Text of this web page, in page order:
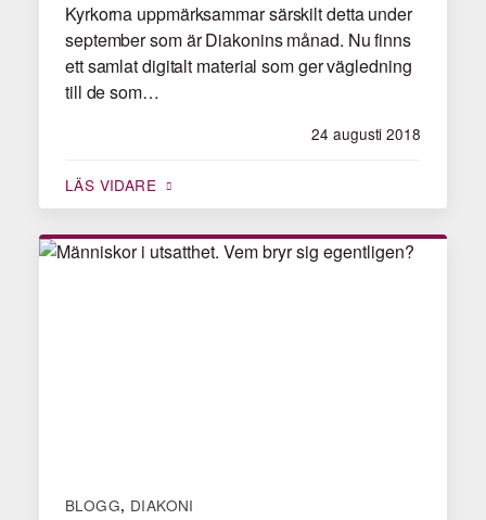
24 augusti 2018
Kyrkorna uppmärksammar särskilt detta under
september som är Diakonins månad. Nu finns
ett samlat digitalt material som ger vägledning
till de som…
LÄS VIDARE
BLOGG, DIAKONI